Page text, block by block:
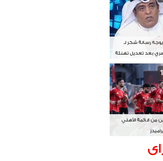
يوجه رسالة شكر لـ
بعد تعديل تهنئة
من قائمة الأهلي